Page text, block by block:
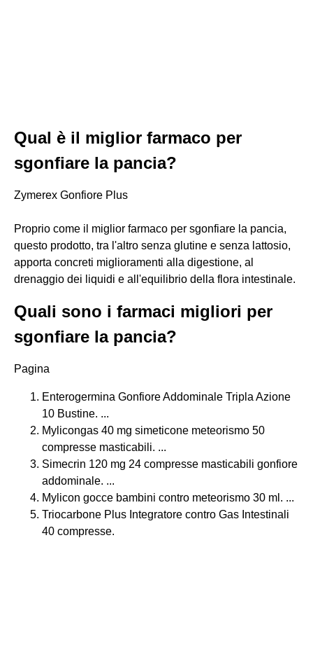
Qual è il miglior farmaco per
sgonfiare la pancia?
Zymerex Gonfiore Plus
Proprio come il miglior farmaco per sgonfiare la pancia,
questo prodotto, tra l'altro senza glutine e senza lattosio,
apporta concreti miglioramenti alla digestione, al
drenaggio dei liquidi e all'equilibrio della flora intestinale.
Quali sono i farmaci migliori per
sgonfiare la pancia?
Pagina
Enterogermina Gonfiore Addominale Tripla Azione
10 Bustine. ...
Mylicongas 40 mg simeticone meteorismo 50
compresse masticabili. ...
Simecrin 120 mg 24 compresse masticabili gonfiore
addominale. ...
Mylicon gocce bambini contro meteorismo 30 ml. ...
Triocarbone Plus Integratore contro Gas Intestinali
40 compresse.